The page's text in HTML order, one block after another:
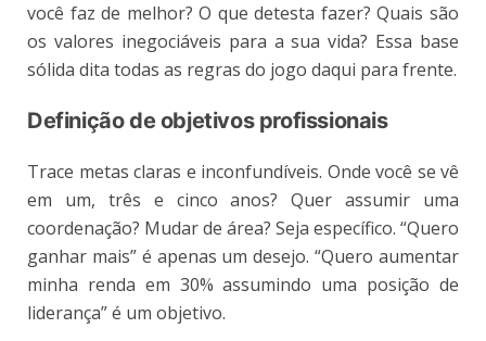
você faz de melhor? O que detesta fazer? Quais são
os valores inegociáveis para a sua vida? Essa base
sólida dita todas as regras do jogo daqui para frente.
Definição de objetivos profissionais
Trace metas claras e inconfundíveis. Onde você se vê
em um, três e cinco anos? Quer assumir uma
coordenação? Mudar de área? Seja específico. “Quero
ganhar mais” é apenas um desejo. “Quero aumentar
minha renda em 30% assumindo uma posição de
liderança” é um objetivo.